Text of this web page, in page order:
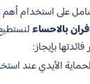
على استخدام
بالاحساء
بإيجاز:
الأيدي عند